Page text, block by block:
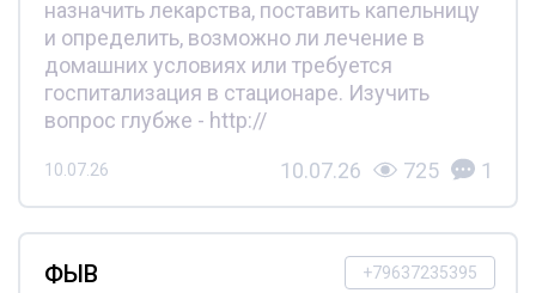
назначить лекарства, поставить капельницу
и определить, возможно ли лечение в
домашних условиях или требуется
госпитализация в стационаре. Изучить
вопрос глубже - http://
10.07.26 10.07.26 725 1
+79637235395
ФЫВ